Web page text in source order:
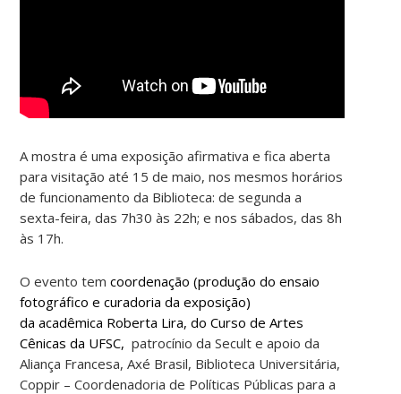
A mostra é uma exposição afirmativa e fica aberta
para visitação até 15 de maio, nos mesmos horários
de funcionamento da Biblioteca: de segunda a
sexta-feira, das 7h30 às 22h; e nos sábados, das 8h
às 17h.
O evento temcoordenação (produção do ensaio
fotográfico e curadoria da exposição)
da acadêmica Roberta Lira, do Curso de Artes
Cênicas da UFSC,patrocínio da Secult e apoio da
Aliança Francesa, Axé Brasil, Biblioteca Universitária,
Coppir – Coordenadoria de Políticas Públicas para a